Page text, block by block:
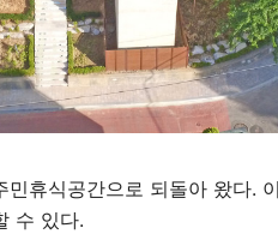
휴식공간으로 되돌아 왔다.
수 있다.